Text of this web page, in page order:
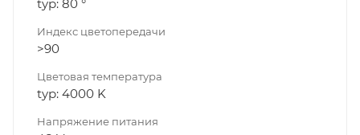
typ: 80 °
Индекс цветопередачи
>90
Цветовая температура
typ: 4000 K
Напряжение питания